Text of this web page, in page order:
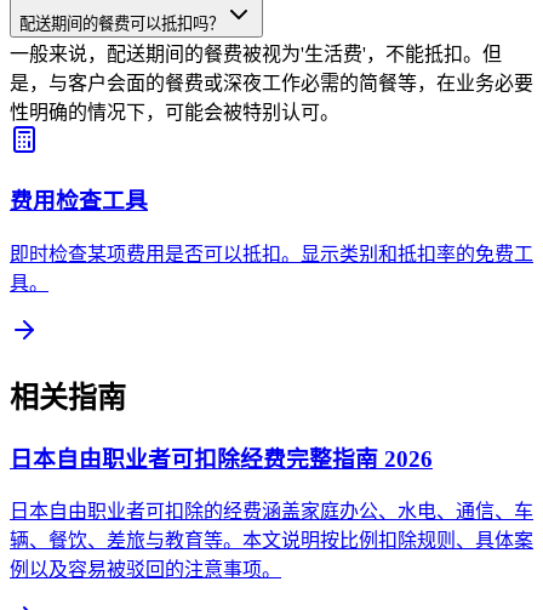
配送期间的餐费可以抵扣吗？
一般来说，配送期间的餐费被视为'生活费'，不能抵扣。但
是，与客户会面的餐费或深夜工作必需的简餐等，在业务必要
性明确的情况下，可能会被特别认可。
费用检查工具
即时检查某项费用是否可以抵扣。显示类别和抵扣率的免费工
具。
相关指南
日本自由职业者可扣除经费完整指南 2026
日本自由职业者可扣除的经费涵盖家庭办公、水电、通信、车
辆、餐饮、差旅与教育等。本文说明按比例扣除规则、具体案
例以及容易被驳回的注意事项。